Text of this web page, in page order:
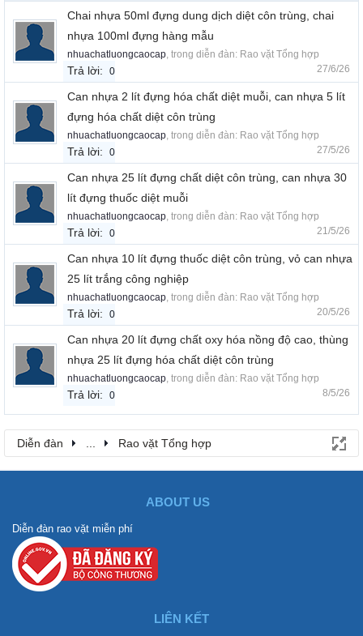
Chai nhựa 50ml đựng dung dịch diệt côn trùng, chai
nhựa 100ml đựng hàng mẫu
nhuachatluongcaocap, trong diễn đàn: Rao vặt Tổng hợp
Trả lời: 0 27/6/26
Can nhựa 2 lít đựng hóa chất diệt muỗi, can nhựa 5 lít
đựng hóa chất diệt côn trùng
nhuachatluongcaocap, trong diễn đàn: Rao vặt Tổng hợp
Trả lời: 0 27/5/26
Can nhựa 25 lít đựng chất diệt côn trùng, can nhựa 30
lít đựng thuốc diệt muỗi
nhuachatluongcaocap, trong diễn đàn: Rao vặt Tổng hợp
Trả lời: 0 21/5/26
Can nhựa 10 lít đựng thuốc diệt côn trùng, vỏ can nhựa
25 lít trắng công nghiệp
nhuachatluongcaocap, trong diễn đàn: Rao vặt Tổng hợp
Trả lời: 0 20/5/26
Can nhựa 20 lít đựng chất oxy hóa nồng độ cao, thùng
nhựa 25 lít đựng hóa chất diệt côn trùng
nhuachatluongcaocap, trong diễn đàn: Rao vặt Tổng hợp
Trả lời: 0 8/5/26
Diễn đàn ... Rao vặt Tổng hợp
ABOUT US
Diễn đàn rao vặt miễn phí
LIÊN KẾT